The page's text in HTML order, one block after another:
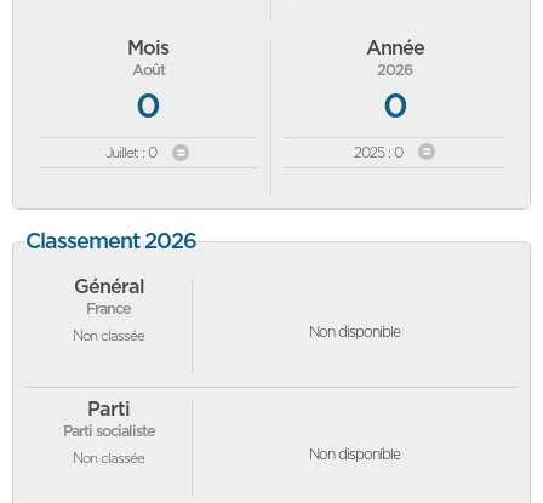
Mois
Août
0
Juillet : 0
Année
2026
0
2025 : 0
Classement 2026
Général
France
Non classée Non disponible
Parti
Parti socialiste
Non classée Non disponible